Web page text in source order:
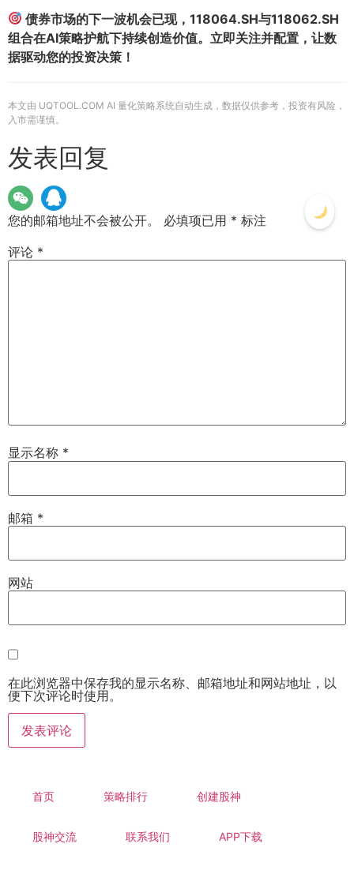
债券市场的下一波机会已现，118064.SH与118062.SH
组合在AI策略护航下持续创造价值。立即关注并配置，让数
据驱动您的投资决策！
本文由 UQTOOL.COM AI 量化策略系统自动生成，数据仅供参考，投资有风险，
入市需谨慎。
发表回复
您的邮箱地址不会被公开。 必填项已用 * 标注
评论 *
显示名称 *
邮箱 *
网站
在此浏览器中保存我的显示名称、邮箱地址和网站地址，以
便下次评论时使用。
首页 策略排行 创建股神
股神交流 联系我们 APP下载